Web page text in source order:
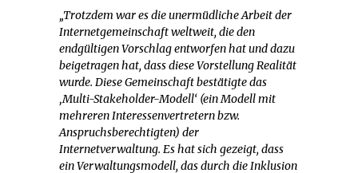
„Trotzdem war es die unermüdliche Arbeit der
Internetgemeinschaft weltweit, die den
endgültigen Vorschlag entworfen hat und dazu
beigetragen hat, dass diese Vorstellung Realität
wurde. Diese Gemeinschaft bestätigte das
‚Multi-Stakeholder-Modell‘ (ein Modell mit
mehreren Interessenvertretern bzw.
Anspruchsberechtigten) der
Internetverwaltung. Es hat sich gezeigt, dass
ein Verwaltungsmodell, das durch die Inklusion